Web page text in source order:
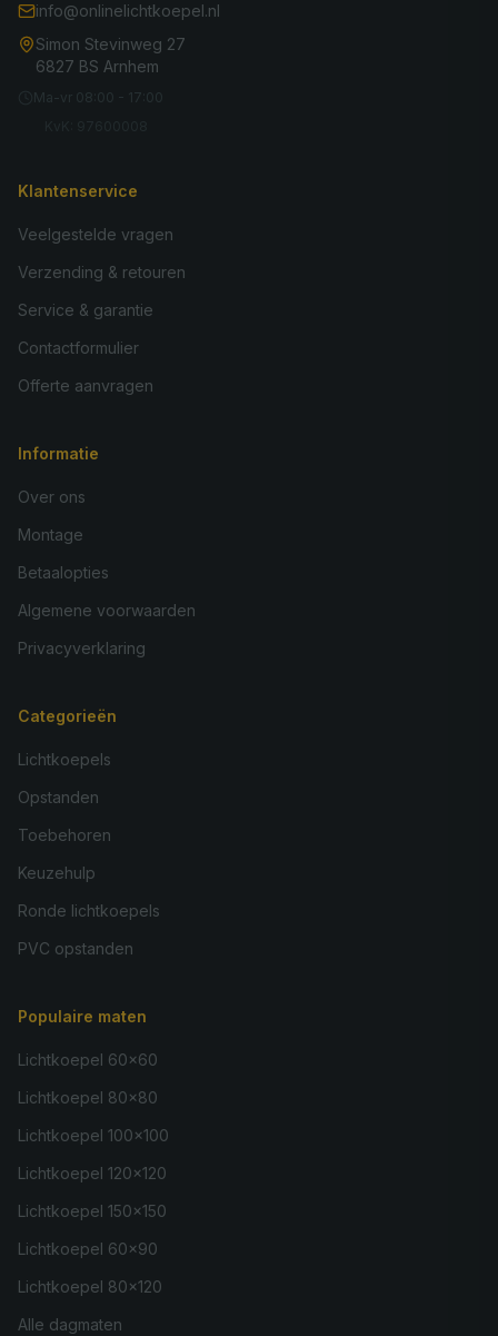
info@onlinelichtkoepel.nl
Simon Stevinweg 27
6827 BS Arnhem
Ma-vr 08:00 - 17:00
Klantenservice
Veelgestelde vragen
Verzending & retouren
Service & garantie
Contactformulier
Offerte aanvragen
Informatie
Over ons
Montage
Betaalopties
Algemene voorwaarden
Privacyverklaring
Categorieën
Lichtkoepels
Opstanden
Toebehoren
Keuzehulp
Ronde lichtkoepels
PVC opstanden
Populaire maten
Lichtkoepel 60×60
Lichtkoepel 80×80
Lichtkoepel 100×100
Lichtkoepel 120×120
Lichtkoepel 150×150
Lichtkoepel 60×90
Lichtkoepel 80×120
Alle dagmaten